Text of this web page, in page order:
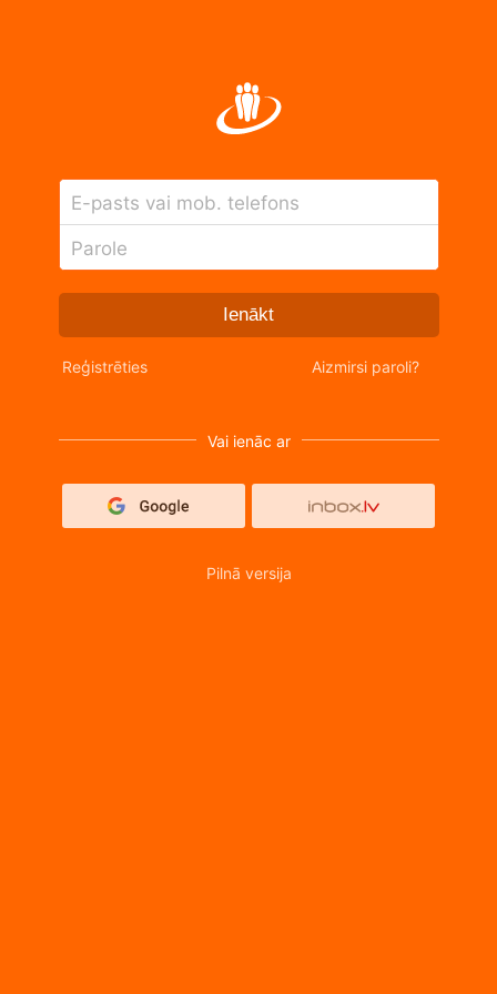
E-pasts vai mob. telefons
Parole
Ienākt
Reģistrēties Aizmirsi paroli?
Vai ienāc ar
Pilnā versija